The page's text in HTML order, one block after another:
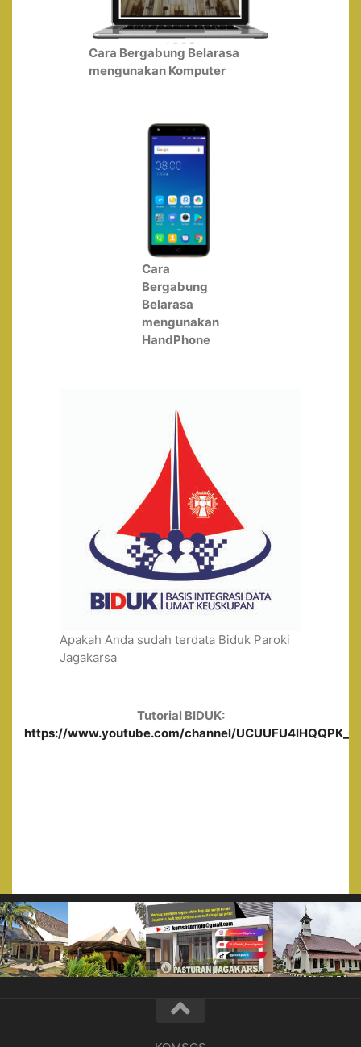
Cara Bergabung Belarasa
mengunakan Komputer
Cara
Bergabung
Belarasa
mengunakan
HandPhone
Apakah Anda sudah terdata Biduk Paroki
Jagakarsa
Tutorial BIDUK:
https://www.youtube.com/channel/